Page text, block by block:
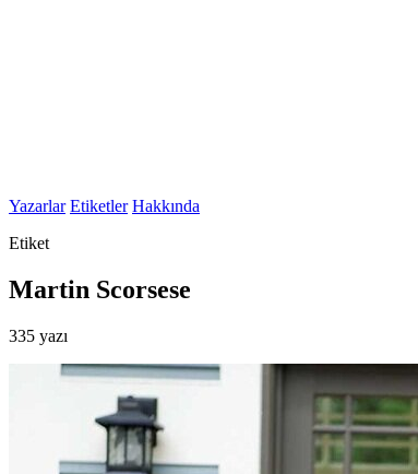
Yazarlar Etiketler Hakkında
Etiket
Martin Scorsese
335 yazı